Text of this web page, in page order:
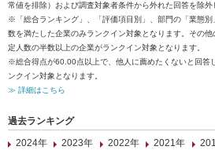
常値を排除）および調査対象者条件から外れた回答を除外
※「総合ランキング」、「評価項目別」、部門の「業態別
数を満たした企業のみランクイン対象となります。その
定人数の半数以上の企業がランクイン対象となります。
※総合得点が60.00点以上で、他人に薦めたくないと回答
ンクイン対象となります。
≫ 詳細はこちら
過去ランキング
2024年
2023年 2022年 2021年